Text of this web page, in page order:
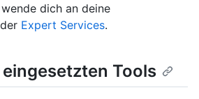
dich an deine
Expert Services.
Tools